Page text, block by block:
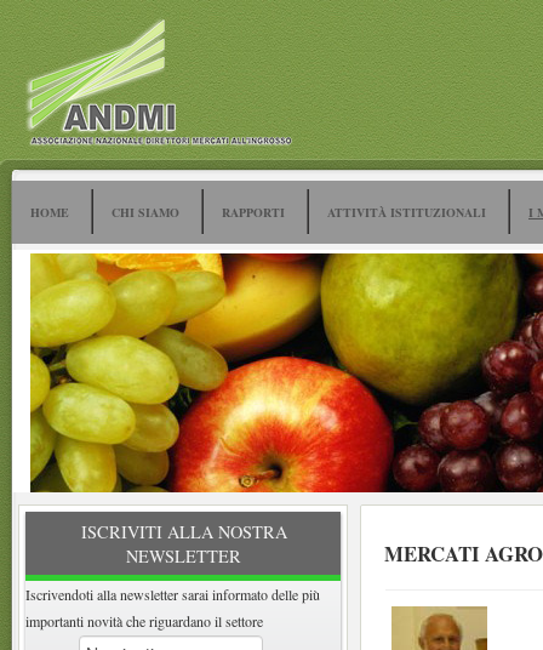
HOME CHI SIAMO RAPPORTI ATTIVITÀ ISTITUZIONALI I
ISCRIVITI ALLA NOSTRA
NEWSLETTER
Iscrivendoti alla newsletter sarai informato delle più
importanti novità che riguardano il settore
MERCATI